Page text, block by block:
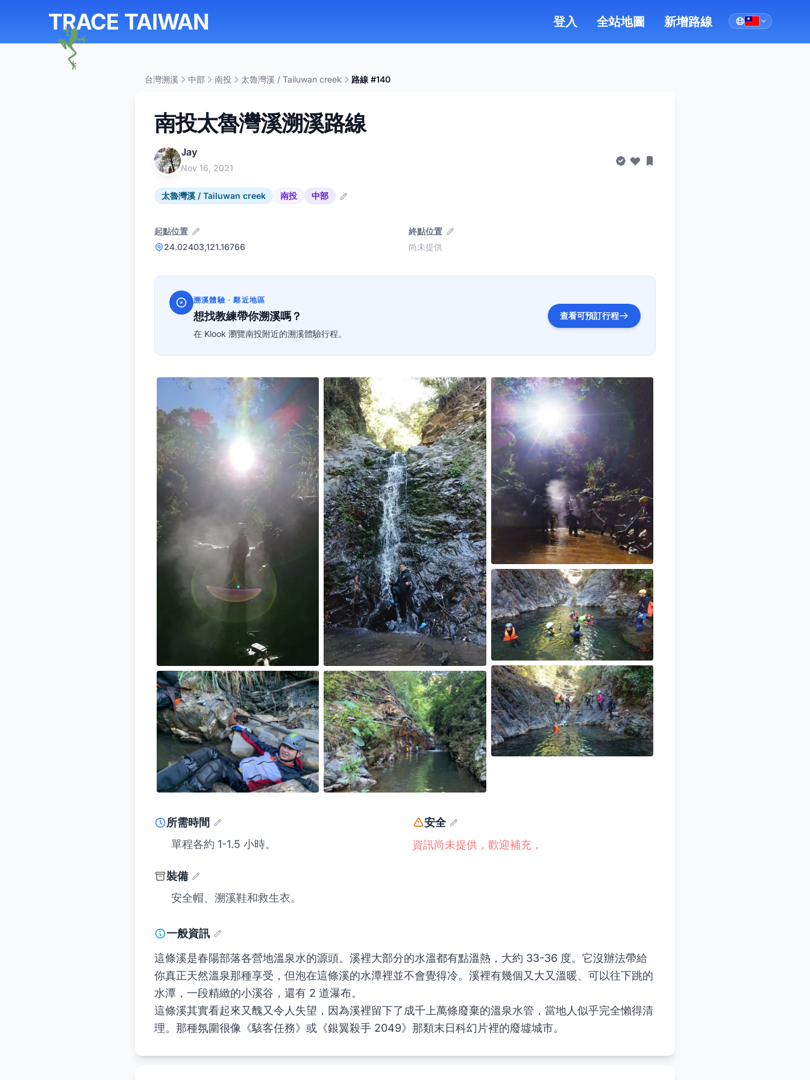
TRACE TAIWAN 登入 全站地圖 新增路線
台灣溯溪 中部 南投 太魯灣溪 / Tailuwan creek 路線 #140
南投太魯灣溪溯溪路線
Jay
Nov 16, 2021
太魯灣溪 / Tailuwan creek 南投 中部
起點位置
24.02403,121.16766
終點位置
尚未提供
溯溪體驗 · 鄰近地區
想找教練帶你溯溪嗎？
在 Klook 瀏覽南投附近的溯溪體驗行程。
查看可預訂行程
所需時間
單程各約 1-1.5 小時。
安全
資訊尚未提供，歡迎補充，
裝備
安全帽、溯溪鞋和救生衣。
一般資訊
這條溪是春陽部落各營地溫泉水的源頭。溪裡大部分的水溫都有點溫熱，大約 33-36 度。它沒辦法帶給
你真正天然溫泉那種享受，但泡在這條溪的水潭裡並不會覺得冷。溪裡有幾個又大又溫暖、可以往下跳的
水潭，一段精緻的小溪谷，還有 2 道瀑布。
這條溪其實看起來又醜又令人失望，因為溪裡留下了成千上萬條廢棄的溫泉水管，當地人似乎完全懶得清
理。那種氛圍很像《駭客任務》或《銀翼殺手 2049》那類末日科幻片裡的廢墟城市。